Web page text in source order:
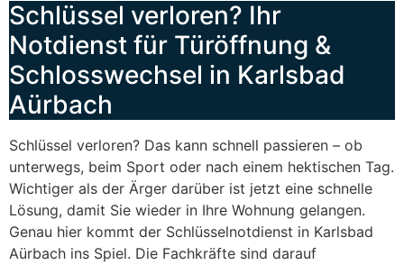
Schlüssel verloren? Ihr
Notdienst für Türöffnung &
Schlosswechsel in Karlsbad
Aürbach
Schlüssel verloren? Das kann schnell passieren – ob
unterwegs, beim Sport oder nach einem hektischen Tag.
Wichtiger als der Ärger darüber ist jetzt eine schnelle
Lösung, damit Sie wieder in Ihre Wohnung gelangen.
Genau hier kommt der Schlüsselnotdienst in Karlsbad
Aürbach ins Spiel. Die Fachkräfte sind darauf